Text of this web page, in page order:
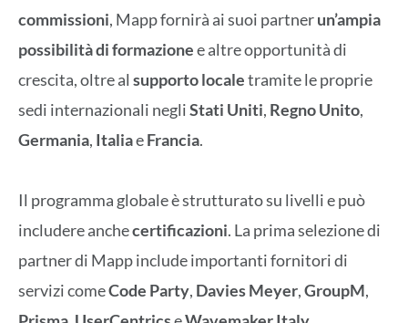
commissioni, Mapp fornirà ai suoi partnerun’ampia
possibilità di formazionee altre opportunità di
crescita, oltre al supporto localetramite le proprie
sedi internazionali negliStati Uniti, Regno Unito,
Germania, ItaliaeFrancia.
Il programma globale è strutturato su livelli e può
includere anchecertificazioni. La prima selezione di
partner di Mapp include importanti fornitori di
servizi comeCode Party, Davies Meyer,GroupM,